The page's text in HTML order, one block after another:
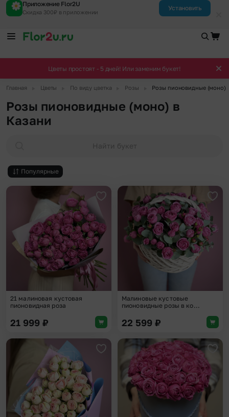
Приложение Flor2U
Скидка 300₽ в приложении
Установить
Цветы простоят - 5 дней! Или заменим букет!
Главная Цветы По виду цветка Розы Розы пионовидные (моно)
Розы пионовидные (моно) в
Казани
Найти букет
Популярные
Добавить в избранное
21 малиновая кустовая
пионовидная роза
21 999 ₽
Малиновые кустовые
пионовидные розы в ко...
22 599 ₽
Добавить в избранное